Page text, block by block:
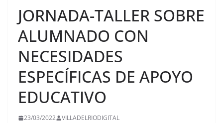
JORNADA-TALLER SOBRE
ALUMNADO CON
NECESIDADES
ESPECÍFICAS DE APOYO
EDUCATIVO
23/03/2022 VILLADELRIODIGITAL